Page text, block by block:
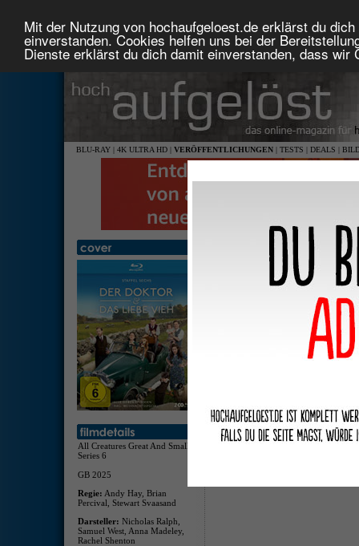
Mit der Nutzung von hochaufgeloest.de erklärst du
einverstanden. Cookies helfen uns bei der
Dienste erklärst du dich damit einverstanden, dass
BLU-RAY | 4K ULTRA HD | VERÖFFENTLICHUNGEN | TESTS | DEALS |
All Creatures Great And Small -
Series 6
GB 2025
Regie: Andy Hay, Brian
Percival, Stewart Svaasand
Darsteller: Nicholas Ralph,
Samuel West, Anna Madeley,
Rachel Shenton
Der Doktor und das liebe
Inkl.